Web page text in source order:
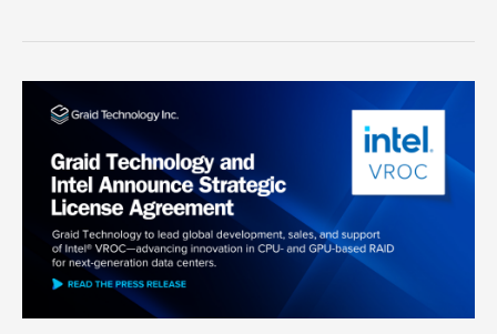
Technology
acuerdo
estratégico
licencia
Intel